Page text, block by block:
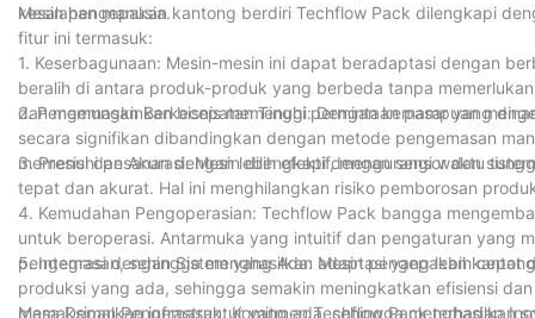
kesalahan manusia.
Mesin pengepakan kantong berdiri Techflow Pack dilengkapi
fitur ini termasuk:
1. Keserbagunaan: Mesin-mesin ini dapat beradaptasi dengan
beralih di antara produk-produk yang berbeda tanpa
dan memungkinkan bisnis memenuhi permintaan pasar yang
2. Pengemasan Berkecepatan Tinggi: Dengan kemampuan
secara signifikan dibandingkan dengan metode pengemasan
memenuhi pesanan dengan lebih efektif, mengurangi waktu
3. Presisi dan Akurasi: Mesin dilengkapi dengan sensor dan
tepat dan akurat. Hal ini menghilangkan risiko pemborosan
4. Kemudahan Pengoperasian: Techflow Pack bangga
untuk beroperasi. Antarmuka yang intuitif dan pengaturan yang
pengemasan, sehingga menghasilkan adaptasi yang lebih cepat
5. Integrasi dengan Sistem yang Ada: Mesin pengepakan
produksi yang ada, sehingga semakin meningkatkan efisiensi
memaksimalkan infrastruktur yang ada, sehingga menghasilkan
Masa Depan Pengemasan: Komitmen Techflow Pack terhadap